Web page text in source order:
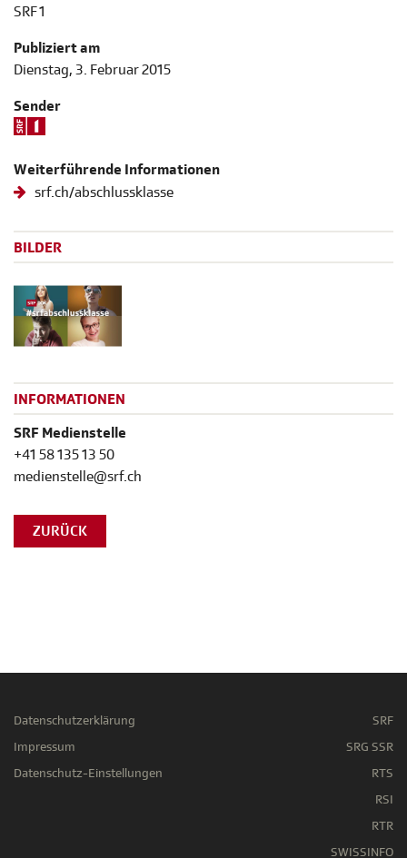
SRF 1
Publiziert am
Dienstag, 3. Februar 2015
Sender
Weiterführende Informationen
srf.ch/abschlussklasse
BILDER
INFORMATIONEN
SRF Medienstelle
+41 58 135 13 50
medienstelle@srf.ch
ZURÜCK
Datenschutzerklärung
Impressum
Datenschutz-Einstellungen
SRF
SRG SSR
RTS
RSI
RTR
SWISSINFO